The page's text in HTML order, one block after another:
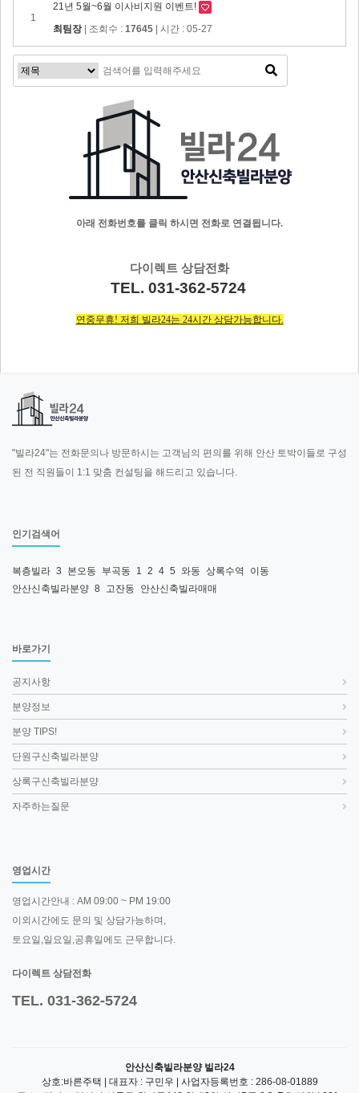
1
21년 5월~6월 이사비지원 이벤트!
최팀장| 조회수 : 17645 | 시간 : 05-27
아래 전화번호를 클릭 하시면 전화로 연결됩니다.
다이렉트 상담전화
TEL. 031-362-5724
연중무휴! 저희 빌라24는 24시간 상담가능합니다.
"빌라24"는 전화문의나 방문하시는 고객님의 편의를 위해 안산 토박이들로 구성
된 전 직원들이 1:1 맞춤 컨설팅을 해드리고 있습니다.
인기검색어
복층빌라 3 본오동 부곡동 1 2 4 5 와동 상록수역
이동
안산신축빌라분양 8 고잔동 안산신축빌라매매
바로가기
공지사항
분양정보
분양 TIPS!
단원구신축빌라분양
상록구신축빌라분양
자주하는질문
영업시간
영업시간안내 : AM 09:00 ~ PM 19:00
이외시간에도 문의 및 상담가능하며,
토요일,일요일,공휴일에도 근무합니다.
다이렉트 상담전화
TEL. 031-362-5724
안산신축빌라분양 빌라24
상호:바른주택 | 대표자 : 구민우 | 사업자등록번호 : 286-08-01889